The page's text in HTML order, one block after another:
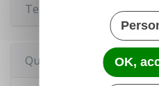
Textes de référence
Questions ? Réponses !
OK,